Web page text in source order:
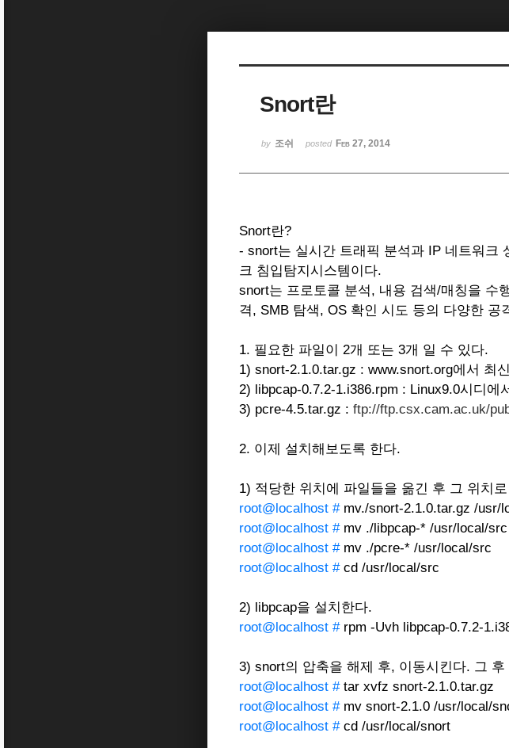
Snort란
by 조쉬 posted Feb 27, 2014
Snort란?
- snort는 실시간 트래픽 분석과 IP 네트워크
크 침입탐지시스템이다.
snort는 프로토콜 분석, 내용 검색/매칭을 수
격, SMB 탐색, OS 확인 시도 등의 다양한 공
1. 필요한 파일이 2개 또는 3개 일 수 있다.
1) snort-2.1.0.tar.gz : www.snort.org에서 최
2) libpcap-0.7.2-1.i386.rpm : Linux9.0시디
3) pcre-4.5.tar.gz : ftp://ftp.csx.cam.ac.uk/
2. 이제 설치해보도록 한다.
1) 적당한 위치에 파일들을 옮긴 후 그 위치
root@localhost # mv./snort-2.1.0.tar.gz /usr/
root@localhost #mv ./libpcap-* /usr/local/src
root@localhost #mv ./pcre-* /usr/local/src
root@localhost #cd /usr/local/src
2) libpcap을 설치한다.
root@localhost #rpm -Uvh libpcap-0.7.2-
3) snort의 압축을 해제 후, 이동시킨다. 그
root@localhost #tar xvfz snort-2.1.0.tar.gz
root@localhost #mv snort-2.1.0 /usr/local/
root@localhost #cd /usr/local/snort
Sketchbook5, 스케치북5
Sketchbook5, 스케치북5